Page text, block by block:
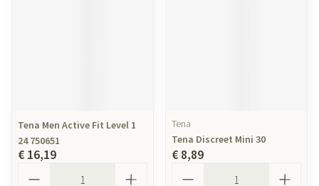
Tena Men Active Fit Level 1
24 750651
€ 16,19
Tena
Tena Discreet Mini 30
€ 8,89